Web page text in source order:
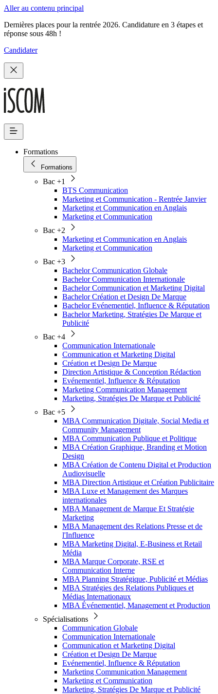
Aller au contenu principal
Dernières places pour la rentrée 2026. Candidature en 3 étapes et
réponse sous 48h !
Candidater
Formations
Formations
Bac +1
BTS Communication
Marketing et Communication - Rentrée Janvier
Marketing et Communication en Anglais
Marketing et Communication
Bac +2
Marketing et Communication en Anglais
Marketing et Communication
Bac +3
Bachelor Communication Globale
Bachelor Communication Internationale
Bachelor Communication et Marketing Digital
Bachelor Création et Design De Marque
Bachelor Evénementiel, Influence & Réputation
Bachelor Marketing, Stratégies De Marque et
Publicité
Bac +4
Communication Internationale
Communication et Marketing Digital
Création et Design De Marque
Direction Artistique & Conception Rédaction
Evénementiel, Influence & Réputation
Marketing Communication Management
Marketing, Stratégies De Marque et Publicité
Bac +5
MBA Communication Digitale, Social Media et
Community Management
MBA Communication Publique et Politique
MBA Création Graphique, Branding et Motion
Design
MBA Création de Contenu Digital et Production
Audiovisuelle
MBA Direction Artistique et Création Publicitaire
MBA Luxe et Management des Marques
internationales
MBA Management de Marque Et Stratégie
Marketing
MBA Management des Relations Presse et de
l'Influence
MBA Marketing Digital, E-Business et Retail
Média
MBA Marque Corporate, RSE et
Communication Interne
MBA Planning Stratégique, Publicité et Médias
MBA Stratégies des Relations Publiques et
Médias Internationaux
MBA Événementiel, Management et Production
Spécialisations
Communication Globale
Communication Internationale
Communication et Marketing Digital
Création et Design De Marque
Evénementiel, Influence & Réputation
Marketing Communication Management
Marketing et Communication
Marketing, Stratégies De Marque et Publicité